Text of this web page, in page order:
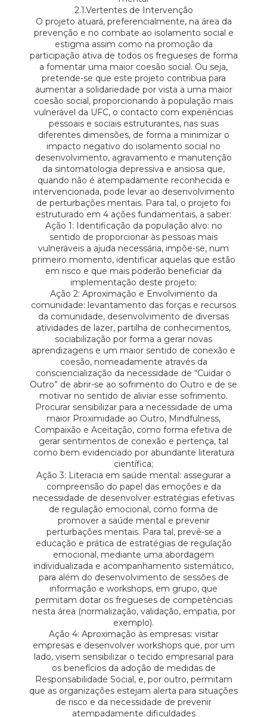
2.1.Vertentes de Intervenção
O projeto atuará, preferencialmente, na área da
prevenção e no combate ao isolamento social e
estigma assim como na promoção da
participação ativa de todos os fregueses de forma
a fomentar uma maior coesão social. Ou seja,
pretende-se que este projeto contribua para
aumentar a solidariedade por vista a uma maior
coesão social, proporcionando à população mais
vulnerável da UFC, o contacto com experiências
pessoais e sociais estruturantes, nas suas
diferentes dimensões, de forma a minimizar o
impacto negativo do isolamento social no
desenvolvimento, agravamento e manutenção
da sintomatologia depressiva e ansiosa que,
quando não é atempadamente reconhecida e
intervencionada, pode levar ao desenvolvimento
de perturbações mentais. Para tal, o projeto foi
estruturado em 4 ações fundamentais, a saber:
Ação 1: Identificação da população alvo: no
sentido de proporcionar às pessoas mais
vulneráveis a ajuda necessária, impõe-se, num
primeiro momento, identificar aquelas que estão
em risco e que mais poderão beneficiar da
implementação deste projeto;
Ação 2: Aproximação e Envolvimento da
comunidade: levantamento das forças e recursos
da comunidade, desenvolvimento de diversas
atividades de lazer, partilha de conhecimentos,
sociabilização por forma a gerar novas
aprendizagens e um maior sentido de conexão e
coesão, nomeadamente através da
consciencialização da necessidade de “Cuidar o
Outro” de abrir-se ao sofrimento do Outro e de se
motivar no sentido de aliviar esse sofrimento.
Procurar sensibilizar para a necessidade de uma
maior Proximidade ao Outro, Mindfulness,
Compaixão e Aceitação, como forma efetiva de
gerar sentimentos de conexão e pertença, tal
como bem evidenciado por abundante literatura
científica;
Ação 3: Literacia em saúde mental: assegurar a
compreensão do papel das emoções e da
necessidade de desenvolver estratégias efetivas
de regulação emocional, como forma de
promover a saúde mental e prevenir
perturbações mentais. Para tal, prevê-se a
educação e prática de estratégias de regulação
emocional, mediante uma abordagem
individualizada e acompanhamento sistemático,
para além do desenvolvimento de sessões de
informação e workshops, em grupo, que
permitam dotar os fregueses de competências
nesta área (normalização, validação, empatia, por
exemplo).
Ação 4: Aproximação às empresas: visitar
empresas e desenvolver workshops que, por um
lado, visem sensibilizar o tecido empresarial para
os benefícios da adoção de medidas de
Responsabilidade Social, e, por outro, permitam
que as organizações estejam alerta para situações
de risco e da necessidade de prevenir
atempadamente dificuldades